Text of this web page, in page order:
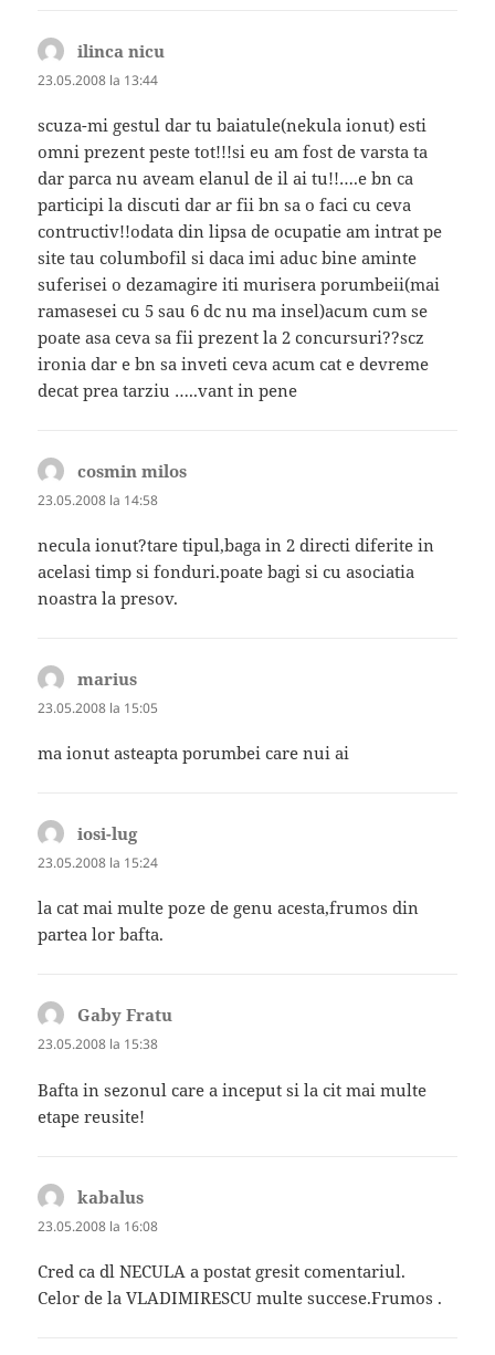
ilinca nicu
23.05.2008 la 13:44
scuza-mi gestul dar tu baiatule(nekula ionut) esti
omni prezent peste tot!!!si eu am fost de varsta ta
dar parca nu aveam elanul de il ai tu!!….e bn ca
participi la discuti dar ar fii bn sa o faci cu ceva
contructiv!!odata din lipsa de ocupatie am intrat pe
site tau columbofil si daca imi aduc bine aminte
suferisei o dezamagire iti murisera porumbeii(mai
ramasesei cu 5 sau 6 dc nu ma insel)acum cum se
poate asa ceva sa fii prezent la 2 concursuri??scz
ironia dar e bn sa inveti ceva acum cat e devreme
decat prea tarziu …..vant in pene
cosmin milos
23.05.2008 la 14:58
necula ionut?tare tipul,baga in 2 directi diferite in
acelasi timp si fonduri.poate bagi si cu asociatia
noastra la presov.
marius
23.05.2008 la 15:05
ma ionut asteapta porumbei care nui ai
iosi-lugspune:
23.05.2008 la 15:24
la cat mai multe poze de genu acesta,frumos din
partea lor bafta.
Gaby Fratu
23.05.2008 la 15:38
Bafta in sezonul care a inceput si la cit mai multe
etape reusite!
kabalus
23.05.2008 la 16:08
Cred ca dl NECULA a postat gresit comentariul.
Celor de la VLADIMIRESCU multe succese.Frumos .